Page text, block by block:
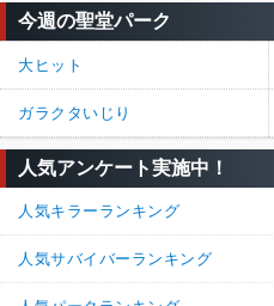
これの互換に
「残り二人なおかつ発電機2台以上の
片方チェイスしてくれてたらムダにな
返信(1)
19. 名無しさん
>>15
唯一なのに2人とかの変な
返信
今週の聖堂パーク
大ヒット
ガラクタいじり
人気アンケート実施中！
人気キラーランキング
人気サバイバーランキング